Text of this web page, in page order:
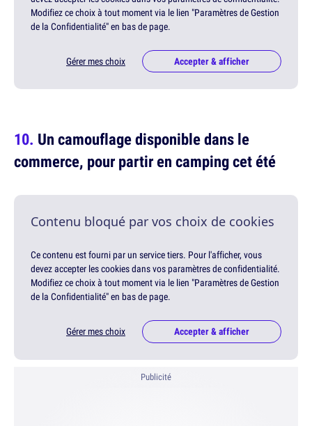
Modifiez ce choix à tout moment via le lien "Paramètres de Gestion
de la Confidentialité" en bas de page.
Gérer mes choix Accepter & afficher
Un camouflage disponible dans le
commerce, pour partir en camping cet été
Contenu bloqué par vos choix de cookies
Ce contenu est fourni par un service tiers. Pour l'afficher, vous
devez accepter les cookies dans vos paramètres de confidentialité.
Modifiez ce choix à tout moment via le lien "Paramètres de Gestion
de la Confidentialité" en bas de page.
Gérer mes choix Accepter & afficher
Publicité